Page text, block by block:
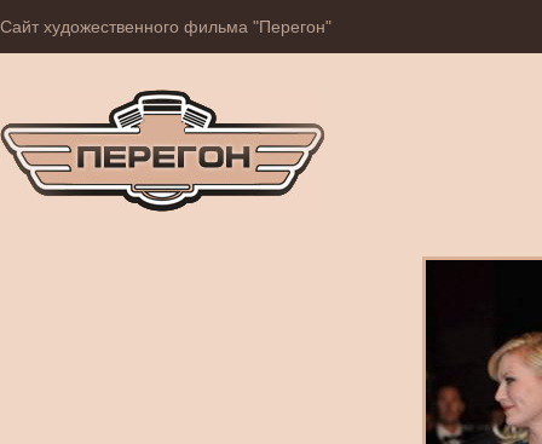
Сайт художественного фильма "Перегон"